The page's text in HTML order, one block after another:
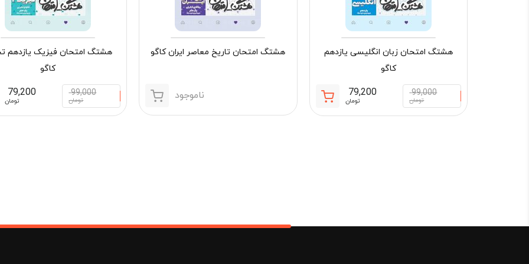
هشتگ امتحان زبان انگلیسی یازدهم
کاگو
99,000
تومان
قیمت
اصلی:
79,200
تومان
قیمت
فعلی:
هشتگ امتحان تاریخ معاصر ایران کاگو
ناموجود
هشتگ امتحان فیزیک یازدهم
کاگو
99,000
تومان
79,200
تومان